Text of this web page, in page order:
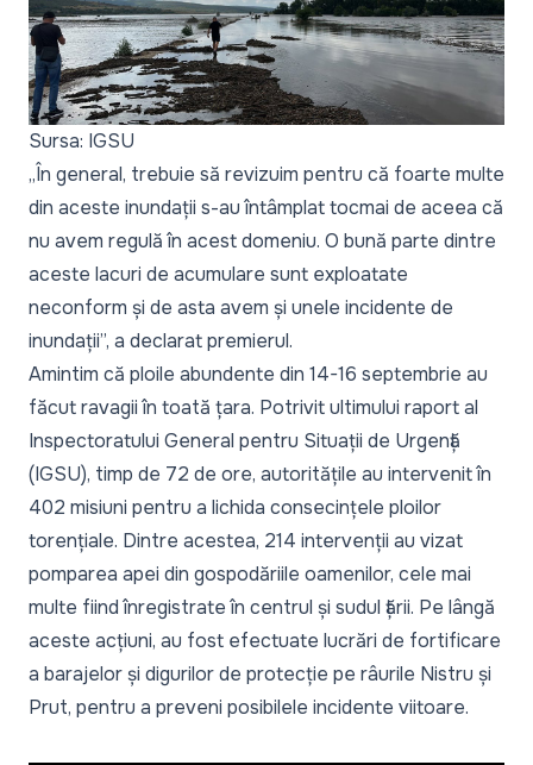
Sursa: IGSU
„În general, trebuie să revizuim pentru că foarte multe
din aceste inundații s-au întâmplat tocmai de aceea că
nu avem regulă în acest domeniu. O bună parte dintre
aceste lacuri de acumulare sunt exploatate
neconform și de asta avem și unele incidente de
inundații”, a declarat premierul.
Amintim că ploile abundente din 14-16 septembrie au
făcut ravagii în toată țara. Potrivit ultimului raport al
Inspectoratului General pentru Situații de Urgență
(IGSU), timp de 72 de ore, autoritățile au intervenit în
402 misiuni pentru a lichida consecințele ploilor
torențiale. Dintre acestea, 214 intervenții au vizat
pomparea apei din gospodăriile oamenilor, cele mai
multe fiind înregistrate în centrul și sudul țării. Pe lângă
aceste acțiuni, au fost efectuate lucrări de fortificare
a barajelor și digurilor de protecție pe râurile Nistru și
Prut, pentru a preveni posibilele incidente viitoare.